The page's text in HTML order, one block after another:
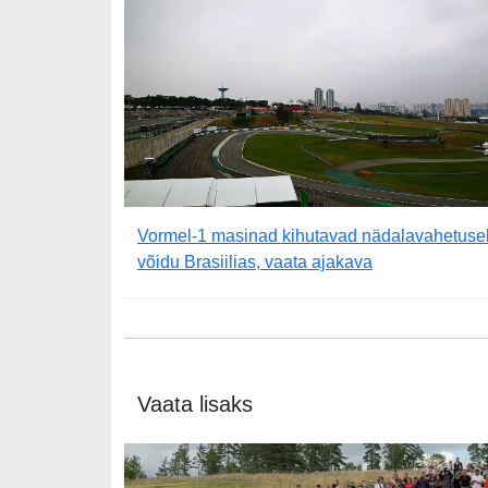
Vormel-1 masinad kihutavad
võidu Brasiilias, vaata ajakava
Vaata lisaks